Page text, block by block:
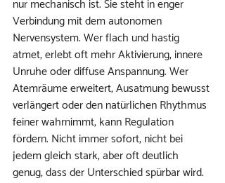
nur mechanisch ist. Sie steht in enger
Verbindung mit dem autonomen
Nervensystem. Wer flach und hastig
atmet, erlebt oft mehr Aktivierung, innere
Unruhe oder diffuse Anspannung. Wer
Atemräume erweitert, Ausatmung bewusst
verlängert oder den natürlichen Rhythmus
feiner wahrnimmt, kann Regulation
fördern. Nicht immer sofort, nicht bei
jedem gleich stark, aber oft deutlich
genug, dass der Unterschied spürbar wird.